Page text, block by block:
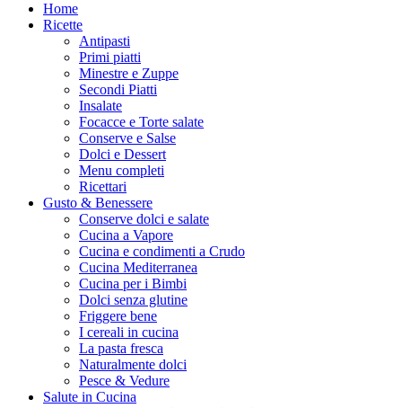
Home
Ricette
Antipasti
Primi piatti
Minestre e Zuppe
Secondi Piatti
Insalate
Focacce e Torte salate
Conserve e Salse
Dolci e Dessert
Menu completi
Ricettari
Gusto & Benessere
Conserve dolci e salate
Cucina a Vapore
Cucina e condimenti a Crudo
Cucina Mediterranea
Cucina per i Bimbi
Dolci senza glutine
Friggere bene
I cereali in cucina
La pasta fresca
Naturalmente dolci
Pesce & Vedure
Salute in Cucina